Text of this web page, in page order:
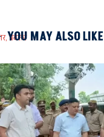
पाण्डेय
ट्रामा…
प्रवक्ता
भिड़े, हुई
YOU MAY ALSO LIKE